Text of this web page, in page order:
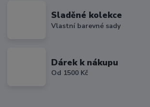
Sladěné kolekce
Vlastní barevné sady
Dárek k nákupu
Od 1500 Kč